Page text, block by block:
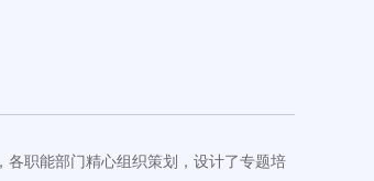
职能部门精心组织策划，设计了专题培